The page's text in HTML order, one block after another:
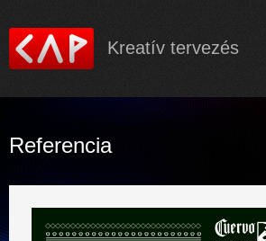
Kreatív tervezés
Referencia